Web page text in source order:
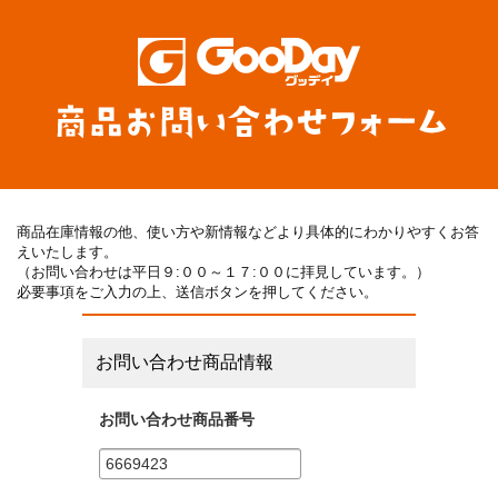
商品在庫情報の他、使い方や新情報などより具体的にわかりやすくお答
えいたします。
（お問い合わせは平日９:００～１７:００に拝見しています。）
必要事項をご入力の上、送信ボタンを押してください。
お問い合わせ商品情報
お問い合わせ商品番号